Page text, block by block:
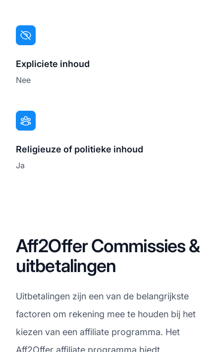
Expliciete inhoud
Nee
Religieuze of politieke inhoud
Ja
Aff2Offer Commissies &
uitbetalingen
Uitbetalingen zijn een van de belangrijkste
factoren om rekening mee te houden bij het
kiezen van een affiliate programma. Het
Aff2Offer affiliate programma biedt